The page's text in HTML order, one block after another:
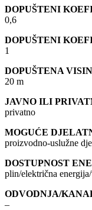
DOPUŠTENI
0,6
DOPUŠTENI
1
DOPUŠTENA
20 m
JAVNO ILI
privatno
MOGUĆE
proizvodno-uslužne
DOSTUPNOST
plin/električna
ODVODNJA/
–